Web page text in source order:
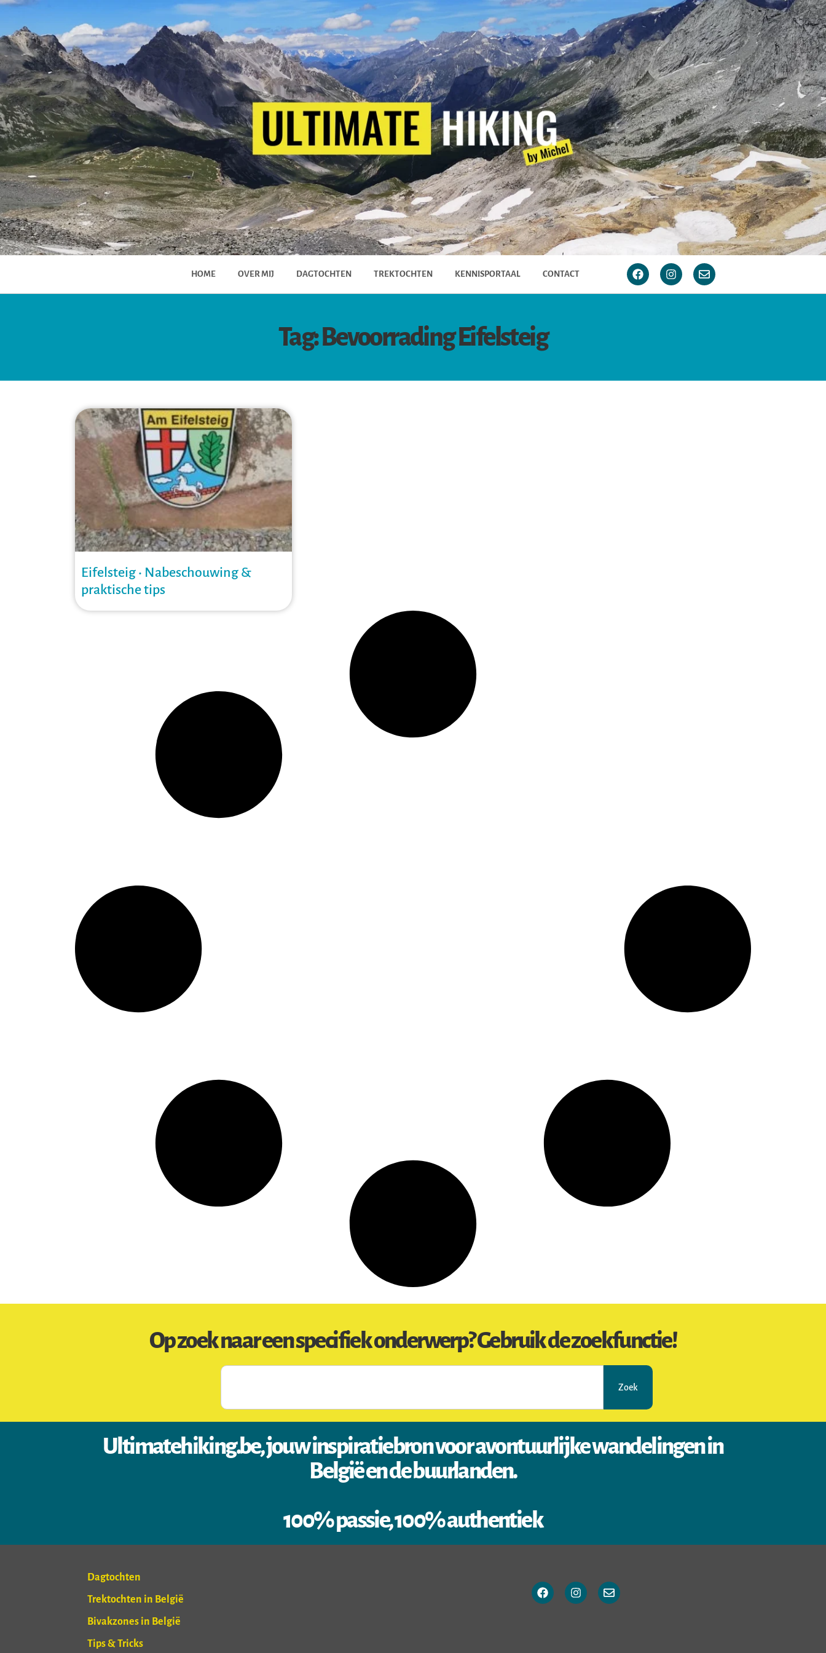
HOME OVER MIJ DAGTOCHTEN TREKTOCHTEN KENNISPORTAAL CONTACT
Tag: Bevoorrading Eifelsteig
Eifelsteig • Nabeschouwing &
praktische tips
Op zoek naar een specifiek onderwerp? Gebruik de zoekfunctie!
Zoek
Ultimatehiking.be, jouw inspiratiebron voor avontuurlijke wandelingen in
België en de buurlanden.
100% passie, 100% authentiek
Dagtochten
Trektochten in België
Bivakzones in België
Tips & Tricks